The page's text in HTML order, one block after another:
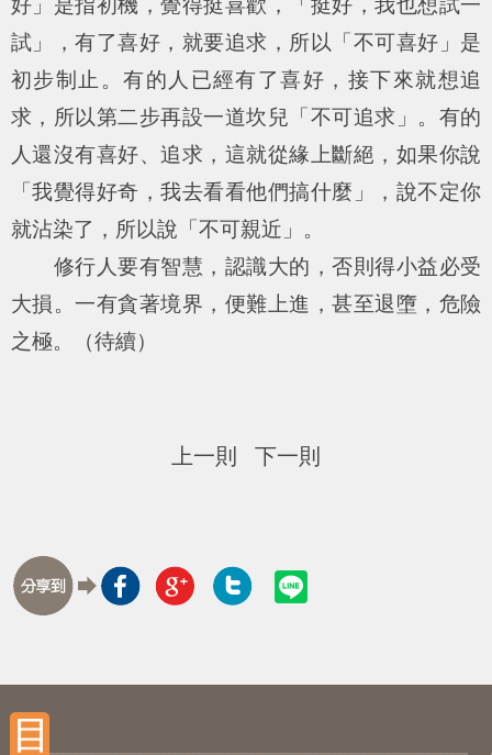
好」是指初機，覺得挺喜歡，「挺好，我也想試一
試」，有了喜好，就要追求，所以「不可喜好」是
初步制止。有的人已經有了喜好，接下來就想追
求，所以第二步再設一道坎兒「不可追求」。有的
人還沒有喜好、追求，這就從緣上斷絕，如果你說
「我覺得好奇，我去看看他們搞什麼」，說不定你
就沾染了，所以說「不可親近」。
修行人要有智慧，認識大的，否則得小益必受
大損。一有貪著境界，便難上進，甚至退墮，危險
之極。（待續）
上一則 下一則